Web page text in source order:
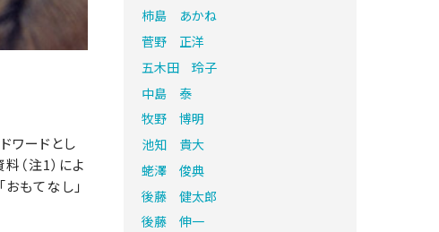
ワードとし
（注1）によ
もてなし」
柿島 あかね
菅野 正洋
五木田 玲子
中島 泰
牧野 博明
池知 貴大
蛯澤 俊典
後藤 健太郎
後藤 伸一